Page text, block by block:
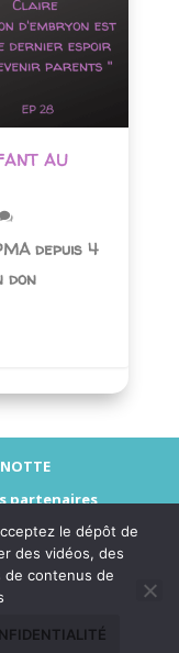
AU
depuis 4
don
partenaires
légalesle dépôt de
des vidéos, des
de contenus de